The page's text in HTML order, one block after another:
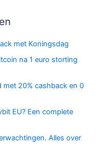
met Koningsdag
na 1 euro storting
met 20% cashback en 0
EU? Een complete
Alles over